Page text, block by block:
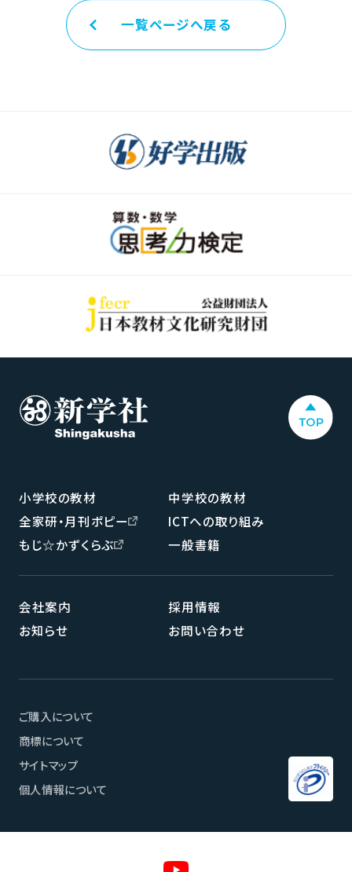
ページメニュー
一覧ページへ戻る
小学校の教材
中学校の教材
全家研・月刊ポピー
ICTへの取り組み
もじ☆かずくらぶ
一般書籍
会社案内
採用情報
お知らせ
お問い合わせ
ご購入について
商標について
サイトマップ
個人情報について